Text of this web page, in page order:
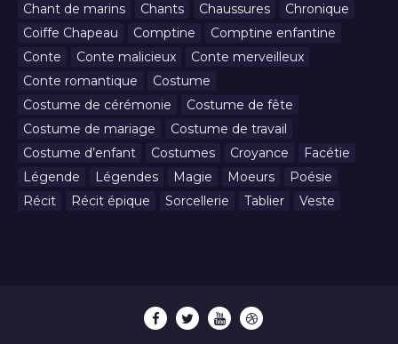
Chant de marins
Chants Chaussures
Chronique
Coiffe Chapeau
Comptine
Comptine enfantine
Conte
Conte malicieux
Conte merveilleux
Conte romantique
Costume
Costume de cérémonie
Costume de fête
Costume de mariage
Costume de travail
Costume d’enfant
Costumes Croyance
Facétie
Légende
Légendes Magie Moeurs
Poésie
Récit
Récit épique Sorcellerie Tablier Veste